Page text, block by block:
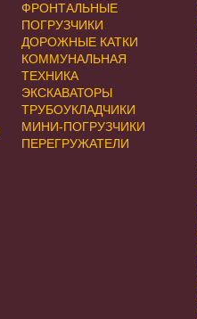
ФРОНТАЛЬНЫЕ
ПОГРУЗЧИКИ
ДОРОЖНЫЕ КАТКИ
КОММУНАЛЬНАЯ
ТЕХНИКА
ЭКСКАВАТОРЫ
ТРУБОУКЛАДЧИКИ
МИНИ-ПОГРУЗЧИКИ
ПЕРЕГРУЖАТЕЛИ